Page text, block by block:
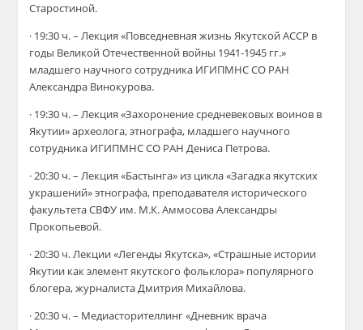
Старостиной.
· 19:30 ч. – Лекция «Повседневная жизнь Якутской АССР в
годы Великой Отечественной войны 1941-1945 гг.»
младшего научного сотрудника ИГИПМНС СО РАН
Александра Винокурова.
· 19:30 ч. – Лекция «Захоронение средневековых воинов в
Якутии» археолога, этнографа, младшего научного
сотрудника ИГИПМНС СО РАН Дениса Петрова.
· 20:30 ч. – Лекция «Бастынга» из цикла «Загадка якутских
украшений» этнографа, преподавателя исторического
факультета СВФУ им. М.К. Аммосова Александры
Прокопьевой.
· 20:30 ч. Лекции «Легенды Якутска», «Страшные истории
Якутии как элемент якутского фольклора» популярного
блогера, журналиста Дмитрия Михайлова.
· 20:30 ч. – Медиасторителлинг «Дневник врача